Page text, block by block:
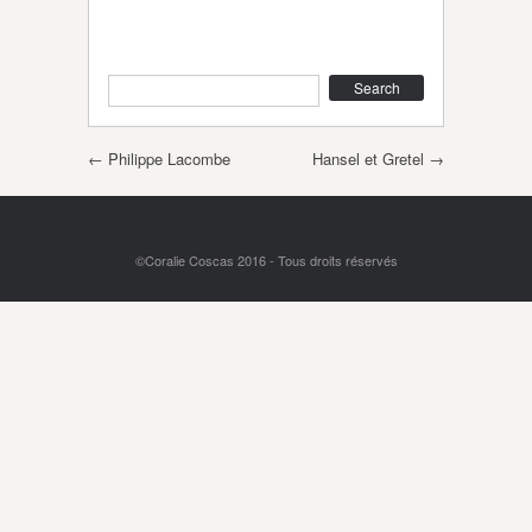
Post navigation
← Philippe Lacombe Hansel et Gretel →
©Coralie Coscas 2016 - Tous droits réservés